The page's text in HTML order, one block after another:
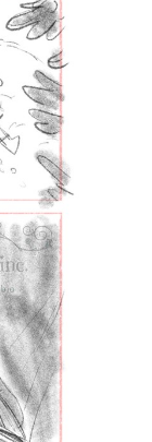
Simon et la galette
d’intelligence
Autres